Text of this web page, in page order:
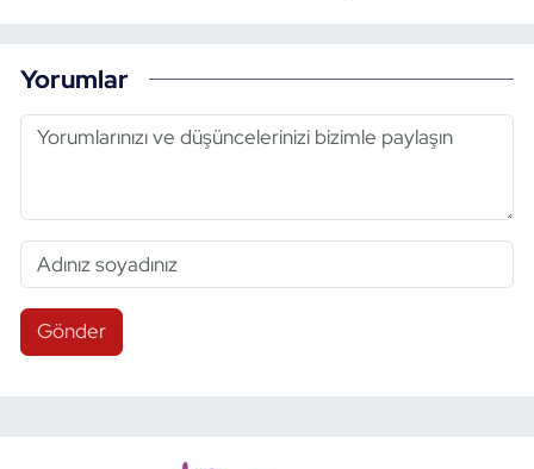
Yorumlar
Gönder